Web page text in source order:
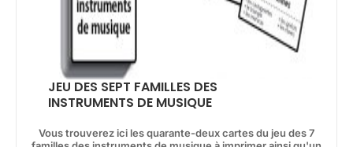
JEU DES SEPT FAMILLES DES
INSTRUMENTS DE MUSIQUE
Vous trouverez ici les quarante-deux cartes du jeu des 7